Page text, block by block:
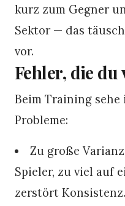
kurz zum Gegner
Sektor — das
vor.
Fehler, die
Beim Training
Probleme:
Zu große
Spieler, zu viel auf
zerstört Konsistenz.